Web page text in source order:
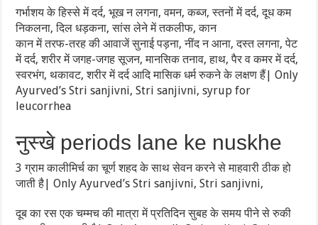
गर्भाशय के हिस्से में दर्द, भूख न लगना, वमन, कब्ज, स्तनों में दर्द, दूध कम
निकलना, दिल धड़कना, सांस लेने में तकलीफ, कान
कान में तरफ-तरह की आवाजें सुनाई पड़ना, नींद न आना, दस्त लगना, पेट
में दर्द, शरीर में जगह-जगह सूजन, मानसिक तनाव, हाथ, पैर व कमर में दर्द,
स्वरभंग, थकावट, शरीर में दर्द आदि मासिक धर्म रुकने के लक्षण हैं| Only
Ayurved’s Stri sanjivni, Stri sanjivni, syrup for
leucorrhea
नुस्खे periods lane ke nuskhe
3 ग्राम कालीमिर्च का चूर्ण शहद के साथ सेवन करने से माहवारी ठीक हो
जाती है| Only Ayurved’s Stri sanjivni, Stri sanjivni,
दूब का रस एक चम्मच की मात्रा में प्रतिदिन सुबह के समय पीने से रुकी